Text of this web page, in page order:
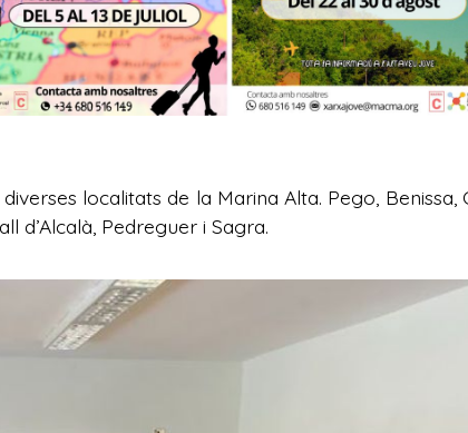
localitats de la Marina Alta. Pego, Benissa,
d’Alcalà, Pedreguer i Sagra.